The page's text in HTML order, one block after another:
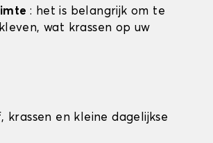
: het is belangrijk om te
wat krassen op uw
en kleine dagelijkse